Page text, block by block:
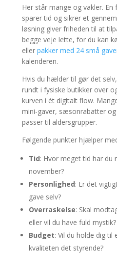
Her står mange og vakler.
sparer tid og sikrer et
løsning giver friheden til at
begge veje lette, for du kan
eller pakker med 24 små
kalenderen.
Hvis du hælder til gør det
rundt i fysiske butikker over
kurven i ét digitalt flow.
mini-gaver, sæsonrabatter
passer til aldersgrupper.
Følgende punkter hjælper
Tid: Hvor meget tid har du
november?
Personlighed: Er det
gave selv?
Overraskelse: Skal
eller vil du have fuld mystik?
Budget: Vil du holde dig
kvaliteten det styrende?